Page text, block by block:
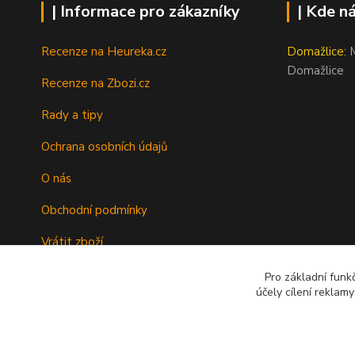
| Informace pro zákazníky
Recenze na Heureka.cz
Recenze na Zbozi.cz
Rady a tipy
Ochrana osobních údajů
O nás
Obchodní podmínky
Vrátit zboží
| Kde
Domažlice:
Domažlice
Pro základní
účely cílení